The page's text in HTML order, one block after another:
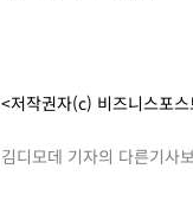
<저작권자(c) 비즈니스포
김디모데 기자의 다른기사